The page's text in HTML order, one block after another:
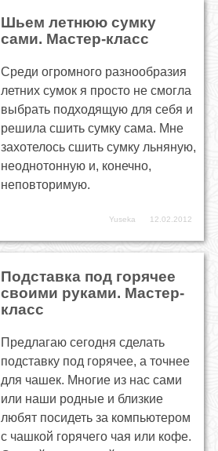
Шьем летнюю сумку
сами. Мастер-класс
Среди огромного разнообразия
летних сумок я просто не смогла
выбрать подходящую для себя и
решила сшить сумку сама. Мне
захотелось сшить сумку льняную,
неоднотонную и, конечно,
неповторимую.
Yuseka 12.02.2012
Подставка под горячее
своими руками. Мастер-
класс
Предлагаю сегодня сделать
подставку под горячее, а точнее
для чашек. Многие из нас сами
или наши родные и близкие
любят посидеть за компьютером
с чашкой горячего чая или кофе.